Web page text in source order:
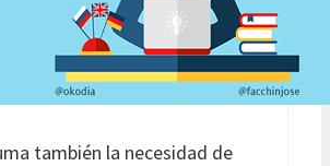
también la necesidad de